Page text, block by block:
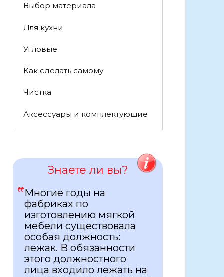
Выбор материала
Для кухни
Угловые
Как сделать самому
Чистка
Аксессуары и комплектующие
Знаете ли вы?
Многие годы на
фабриках по
изготовлению мягкой
мебели существовала
особая должность:
лежак. В обязанности
этого должностного
лица входило лежать на